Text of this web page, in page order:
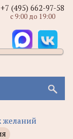
желаний
+7 (495) 662-97-58
с 9:00 до 19:00